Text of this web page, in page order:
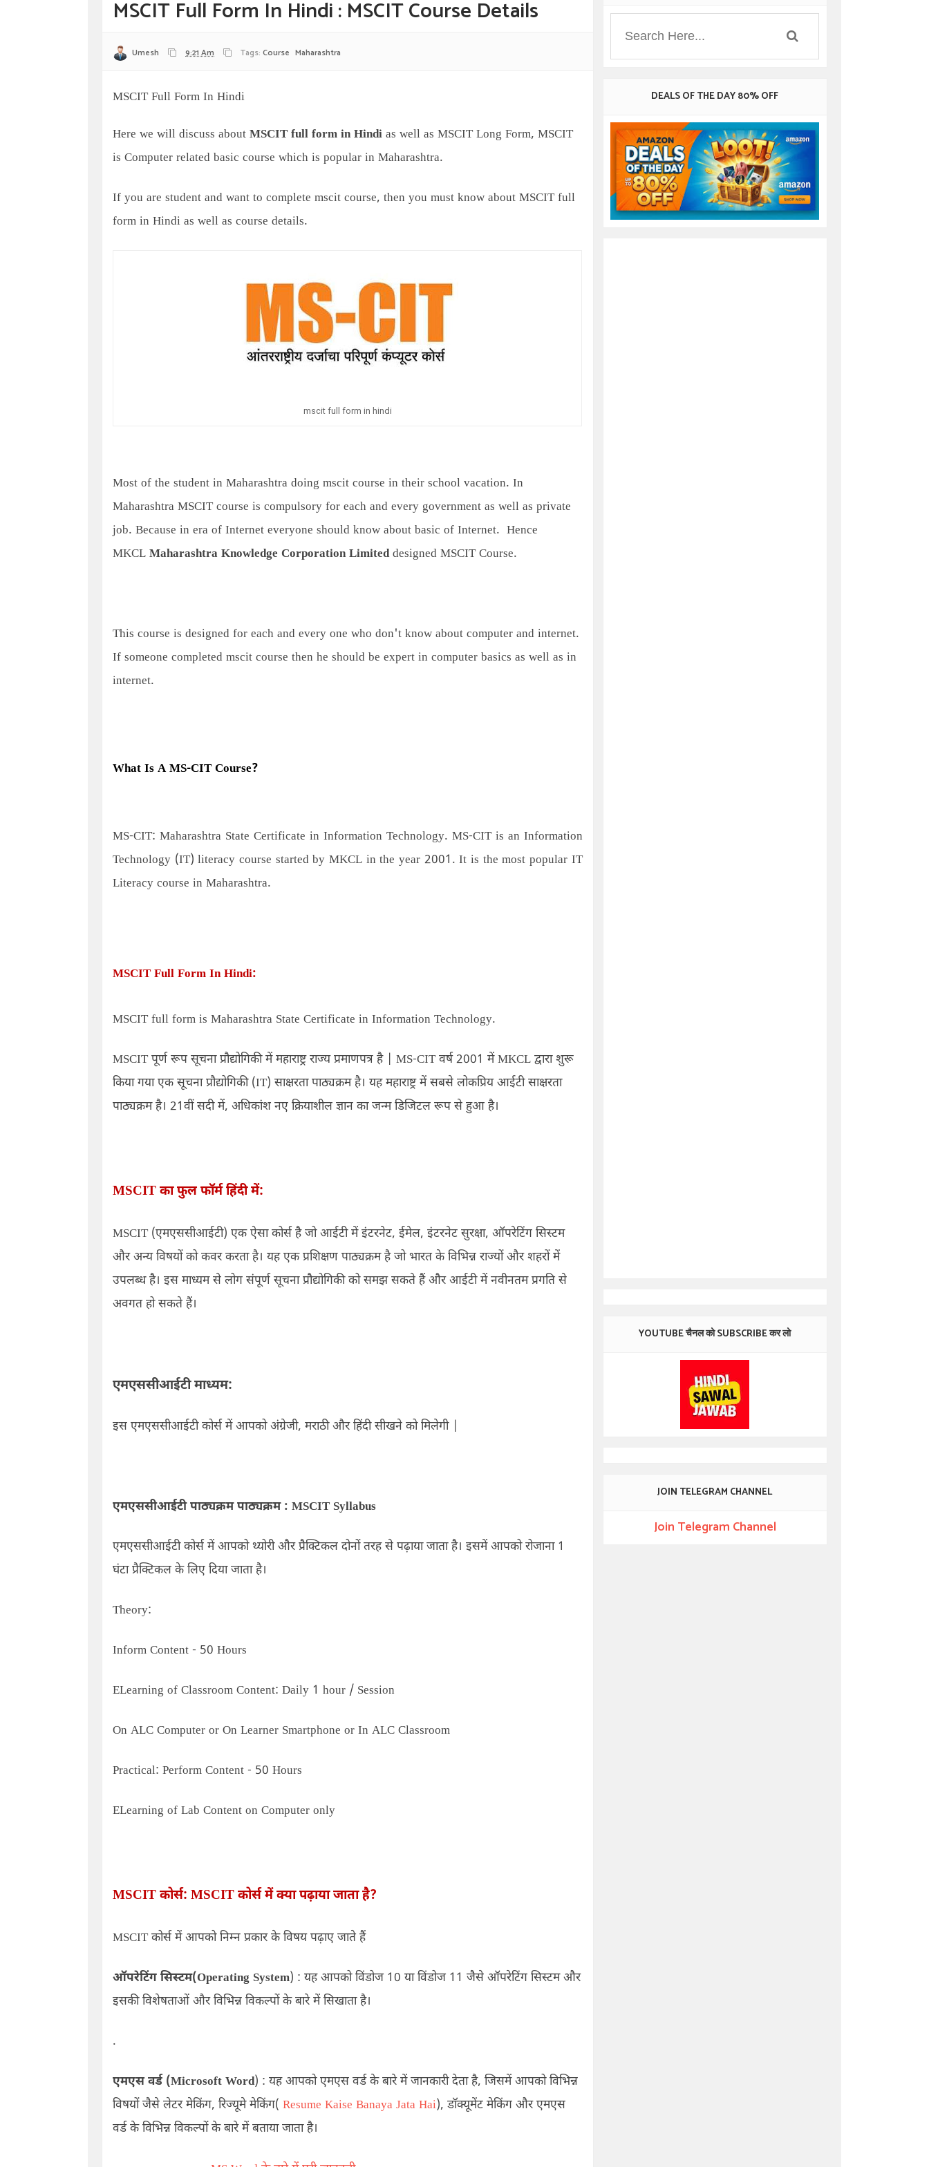
MSCIT Full Form In Hindi : MSCIT Course Details
Umesh 9:21 Am Tags: Course Maharashtra
MSCIT Full Form In Hindi
Here we will discuss about MSCIT full form in Hindi as well as MSCIT Long Form, MSCIT
is Computer related basic course which is popular in Maharashtra.
If you are student and want to complete mscit course, then you must know about MSCIT full
form in Hindi as well as course details.
mscit full form in hindi
Most of the student in Maharashtra doing mscit course in their school vacation. In
Maharashtra MSCIT course is compulsory for each and every government as well as private
job. Because in era of Internet everyone should know about basic of Internet. Hence
MKCL Maharashtra Knowledge Corporation Limiteddesigned MSCIT Course.
This course is designed for each and every one who don't know about computer and internet.
If someone completed mscit course then he should be expert in computer basics as well as in
internet.
What Is A MS-CIT Course?
MS-CIT: Maharashtra State Certificate in Information Technology. MS-CIT is an Information
Technology (IT) literacy course started by MKCL in the year 2001. It is the most popular IT
Literacy course in Maharashtra.
MSCIT Full Form In Hindi:
MSCIT full form is Maharashtra State Certificate in Information Technology.
MSCIT पूर्ण रूप सूचना प्रौद्योगिकी में महाराष्ट्र राज्य प्रमाणपत्र है | MS-CIT वर्ष2001 मेंMKCL द्वारा शुरू
किया गया एक सूचना प्रौद्योगिकी (IT) साक्षरता पाठ्यक्रम है। यह महाराष्ट्र में सबसे लोकप्रिय आईटी साक्षरता
पाठ्यक्रम है। 21वीं सदी में, अधिकांश नए क्रियाशील ज्ञान का जन्म डिजिटल रूप से हुआ है।
MSCIT का फुल फॉर्म हिंदी में:
MSCIT (एमएससीआईटी) एक ऐसा कोर्स है जो आईटी में इंटरनेट, ईमेल, इंटरनेट सुरक्षा, ऑपरेटिंग सिस्टम
और अन्य विषयों को कवर करता है। यह एक प्रशिक्षण पाठ्यक्रम है जो भारत के विभिन्न राज्यों और शहरों में
उपलब्ध है। इस माध्यम से लोग संपूर्ण सूचना प्रौद्योगिकी को समझ सकते हैं और आईटी में नवीनतम प्रगति से
अवगत हो सकते हैं।
एमएससीआईटी माध्यम:
इस एमएससीआईटी कोर्स में आपको अंग्रेजी, मराठी और हिंदी सीखने को मिलेगी|
एमएससीआईटी पाठ्यक्रम पाठ्यक्रम: MSCIT Syllabus
एमएससीआईटी कोर्स में आपको थ्योरी और प्रैक्टिकल दोनों तरह से पढ़ाया जाता है। इसमें आपको रोजाना 1
घंटा प्रैक्टिकल के लिए दिया जाता है।
Theory:
Inform Content - 50 Hours
ELearning of Classroom Content: Daily 1 hour / Session
On ALC Computer or On Learner Smartphone or In ALC Classroom
Practical: Perform Content - 50 Hours
ELearning of Lab Content on Computer only
MSCIT कोर्स: MSCIT कोर्स में क्या पढ़ाया जाता है?
MSCIT कोर्स में आपको निम्न प्रकार के विषय पढ़ाए जाते हैं
ऑपरेटिंग सिस्टम(Operating System) : यह आपको विंडोज 10 या विंडोज 11 जैसे ऑपरेटिंग सिस्टम और
इसकी विशेषताओं और विभिन्न विकल्पों के बारे में सिखाता है।
.
एमएस वर्ड (Microsoft Word) : यह आपको एमएस वर्ड के बारे में जानकारी देता है, जिसमें आपको विभिन्न
विषयों जैसे लेटर मेकिंग, रिज्यूमे मेकिंग( Resume Kaise Banaya Jata Hai), डॉक्यूमेंट मेकिंग और एमएस
वर्ड के विभिन्न विकल्पों के बारे में बताया जाता है।
DEALS OF THE DAY 80% OFF
YOUTUBE चैनल को SUBSCRIBE कर लो
JOIN TELEGRAM CHANNEL
Join Telegram Channel